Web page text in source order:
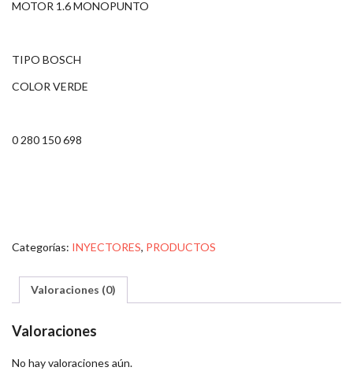
MOTOR 1.6 MONOPUNTO
TIPO BOSCH
COLOR VERDE
0 280 150 698
Categorías: INYECTORES, PRODUCTOS
Valoraciones (0)
Valoraciones
No hay valoraciones aún.